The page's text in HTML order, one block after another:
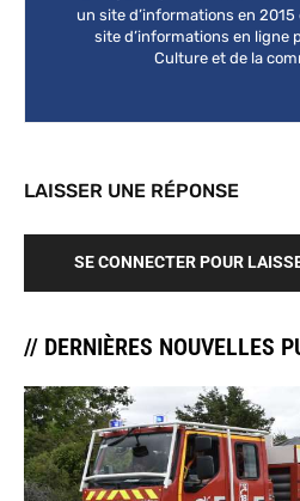
un site d’informations en
site d’informations en ligne
Culture et de la
LAISSER UNE RÉPONSE
SE CONNECTER POUR
// DERNIÈRES NOUVELLES